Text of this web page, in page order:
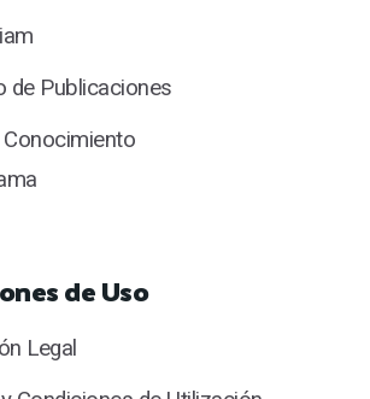
de Publicaciones
de Uso
Legal